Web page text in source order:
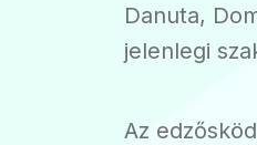
Danuta,
jelenlegi
Az